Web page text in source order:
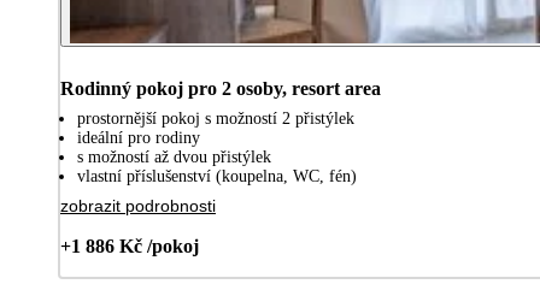
Rodinný pokoj pro 2 osoby, resort area
prostornější pokoj s možností 2 přistýlek
ideální pro rodiny
s možností až dvou přistýlek
vlastní příslušenství (koupelna, WC, fén)
zobrazit podrobnosti
+1 886 Kč /pokoj